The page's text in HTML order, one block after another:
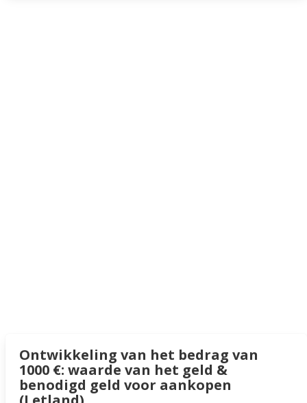
Ontwikkeling van het bedrag van
1000 €: waarde van het geld &
benodigd geld voor aankopen